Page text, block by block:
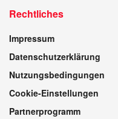
Rechtliches
Impressum
Datenschutzerklärung
Nutzungsbedingungen
Cookie-Einstellungen
Partnerprogramm